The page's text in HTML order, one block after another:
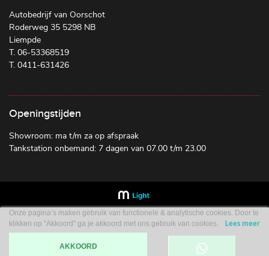
Autobedrijf van Oorschot
Roderweg 35 5298 NB
Liempde
T. 06-53368519
T. 0411-631426
Openingstijden
Showroom: ma t/m za op afspraak
Tankstation onbemand: 7 dagen van 07.00 t/m 23.00
Onze pagina’s maken gebruik van functionele & analytische cookies. Door te
klikken op "Akkoord" ga je akkoord met ons gebruik van cookies.
Lees meer
AKKOORD